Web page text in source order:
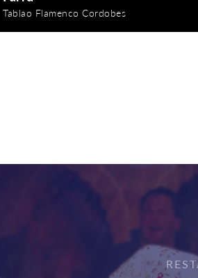
Tablao Flamenco Cordobes